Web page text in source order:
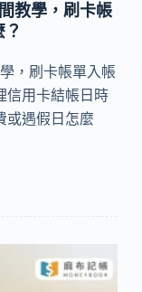
教學，刷卡帳
，刷卡帳單入帳
信用卡結帳日時
或遇假日怎麼